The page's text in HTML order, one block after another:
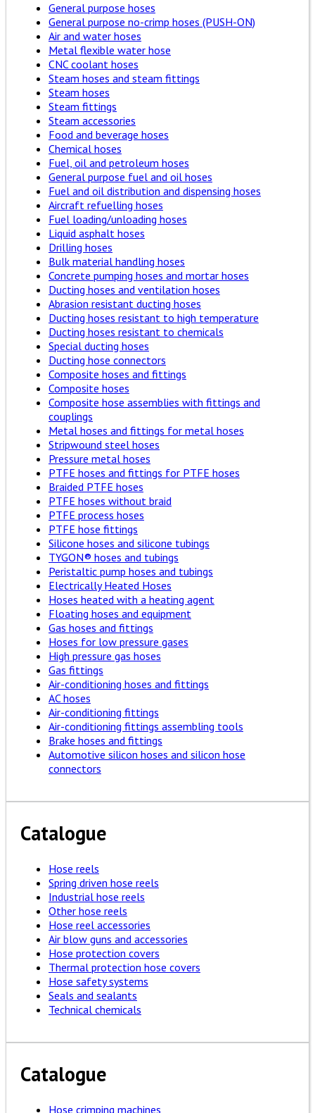
General purpose hoses
General purpose no-crimp hoses (PUSH-ON)
Air and water hoses
Metal flexible water hose
CNC coolant hoses
Steam hoses and steam fittings
Steam hoses
Steam fittings
Steam accessories
Food and beverage hoses
Chemical hoses
Fuel, oil and petroleum hoses
General purpose fuel and oil hoses
Fuel and oil distribution and dispensing hoses
Aircraft refuelling hoses
Fuel loading/unloading hoses
Liquid asphalt hoses
Drilling hoses
Bulk material handling hoses
Concrete pumping hoses and mortar hoses
Ducting hoses and ventilation hoses
Abrasion resistant ducting hoses
Ducting hoses resistant to high temperature
Ducting hoses resistant to chemicals
Special ducting hoses
Ducting hose connectors
Composite hoses and fittings
Composite hoses
Composite hose assemblies with fittings and
couplings
Metal hoses and fittings for metal hoses
Stripwound steel hoses
Pressure metal hoses
PTFE hoses and fittings for PTFE hoses
Braided PTFE hoses
PTFE hoses without braid
PTFE process hoses
PTFE hose fittings
Silicone hoses and silicone tubings
TYGON® hoses and tubings
Peristaltic pump hoses and tubings
Electrically Heated Hoses
Hoses heated with a heating agent
Floating hoses and equipment
Gas hoses and fittings
Hoses for low pressure gases
High pressure gas hoses
Gas fittings
Air-conditioning hoses and fittings
AC hoses
Air-conditioning fittings
Air-conditioning fittings assembling tools
Brake hoses and fittings
Automotive silicon hoses and silicon hose
connectors
Catalogue
Hose reels
Spring driven hose reels
Industrial hose reels
Other hose reels
Hose reel accessories
Air blow guns and accessories
Hose protection covers
Thermal protection hose covers
Hose safety systems
Seals and sealants
Technical chemicals
Catalogue
Hose crimping machines